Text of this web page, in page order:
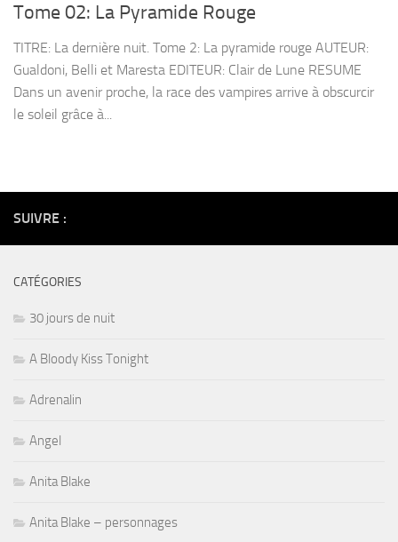
Tome 02: La Pyramide Rouge
TITRE: La dernière nuit. Tome 2: La pyramide rouge AUTEUR:
Gualdoni, Belli et Maresta EDITEUR: Clair de Lune RESUME
Dans un avenir proche, la race des vampires arrive à obscurcir
le soleil grâce à...
SUIVRE :
CATÉGORIES
30 jours de nuit
A Bloody Kiss Tonight
Adrenalin
Angel
Anita Blake
Anita Blake – personnages